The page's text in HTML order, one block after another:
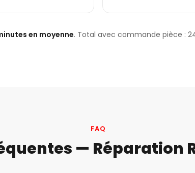
en moyenne. Total avec commande pièce :
FAQ
— Réparation